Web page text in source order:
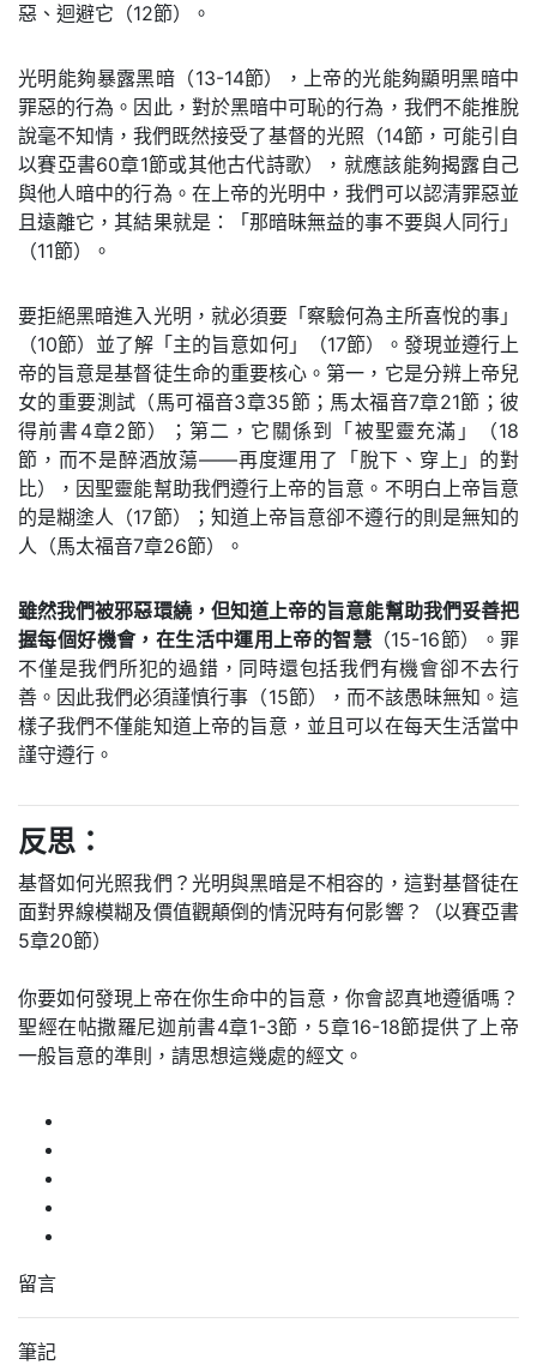
惡、迴避它（12節）。
光明能夠暴露黑暗（13-14節），上帝的光能夠顯明黑暗中
罪惡的行為。因此，對於黑暗中可恥的行為，我們不能推脫
說毫不知情，我們既然接受了基督的光照（14節，可能引自
以賽亞書60章1節或其他古代詩歌），就應該能夠揭露自己
與他人暗中的行為。在上帝的光明中，我們可以認清罪惡並
且遠離它，其結果就是：「那暗昧無益的事不要與人同行」
（11節）。
要拒絕黑暗進入光明，就必須要「察驗何為主所喜悅的事」
（10節）並了解「主的旨意如何」（17節）。發現並遵行上
帝的旨意是基督徒生命的重要核心。第一，它是分辨上帝兒
女的重要測試（馬可福音3章35節；馬太福音7章21節；彼
得前書4章2節）；第二，它關係到「被聖靈充滿」（18
節，而不是醉酒放蕩——再度運用了「脫下、穿上」的對
比），因聖靈能幫助我們遵行上帝的旨意。不明白上帝旨意
的是糊塗人（17節）；知道上帝旨意卻不遵行的則是無知的
人（馬太福音7章26節）。
雖然我們被邪惡環繞，但知道上帝的旨意能幫助我們妥善把
握每個好機會，在生活中運用上帝的智慧 （15-16節）。罪
不僅是我們所犯的過錯，同時還包括我們有機會卻不去行
善。因此我們必須謹慎行事（15節），而不該愚昧無知。這
樣子我們不僅能知道上帝的旨意，並且可以在每天生活當中
謹守遵行。
反思：
基督如何光照我們？光明與黑暗是不相容的，這對基督徒在
面對界線模糊及價值觀顛倒的情況時有何影響？（以賽亞書
5章20節）
你要如何發現上帝在你生命中的旨意，你會認真地遵循嗎？
聖經在帖撒羅尼迦前書4章1-3節，5章16-18節提供了上帝
一般旨意的準則，請思想這幾處的經文。
留言
筆記